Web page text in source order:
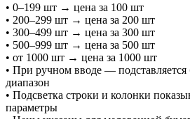
• 0–199 шт → цена за 100 шт
• 200–299 шт → цена за 200 шт
• 300–499 шт → цена за 300 шт
• 500–999 шт → цена за 500 шт
• от 1000 шт → цена за 1000 шт
• При ручном вводе —
диапазон
• Подсветка строки и колонки
параметры